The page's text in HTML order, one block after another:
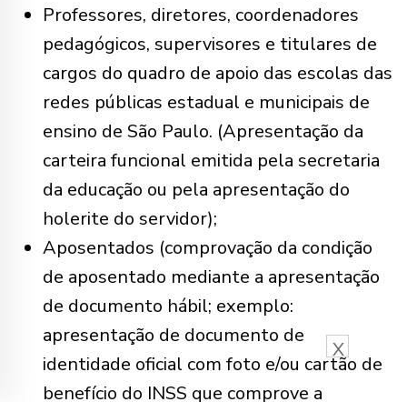
Professores, diretores, coordenadores
pedagógicos, supervisores e titulares de
cargos do quadro de apoio das escolas das
redes públicas estadual e municipais de
ensino de São Paulo. (Apresentação da
carteira funcional emitida pela secretaria
da educação ou pela apresentação do
holerite do servidor);
Aposentados (comprovação da condição
de aposentado mediante a apresentação
de documento hábil; exemplo:
apresentação de documento de
identidade oficial com foto e/ou cartão de
benefício do INSS que comprove a
X